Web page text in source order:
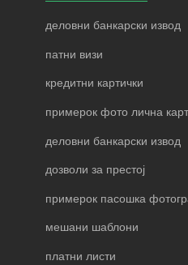
деловни банкарски извод
патни визи
кредитни картички
примерок фото лична
деловни банкарски извод
дозволи за престој
примерок пасошка
мешани шаблони
платни листи